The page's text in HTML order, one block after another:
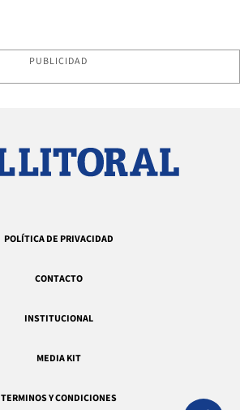
PUBLICIDAD
POLÍTICA DE PRIVACIDAD
CONTACTO
INSTITUCIONAL
MEDIA KIT
TERMINOS Y CONDICIONES